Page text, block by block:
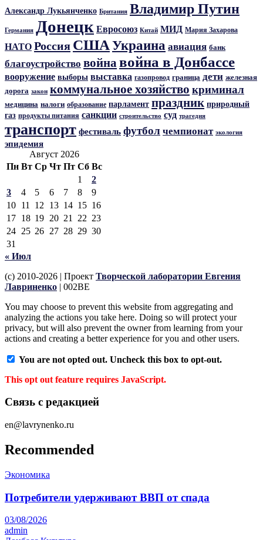
Александр Лукьянченко Британия Владимир Путин
Германия Донецк Евросоюз Китай МИД Мария Захарова
НАТО Россия СШАУкраина авиация банк
благоустройство война война в Донбассе
вооружение выборы выставка газопровод граница дети железная
дорога закон коммунальное хозяйство криминал
медицина налоги образование парламент праздник природный
газ продукты питания санкции строительство суд трагедия
транспорт фестиваль футбол чемпионат экология
эпидемия
Август 2026
Пн Вт Ср Чт Пт Сб Вс
1
2
3
4 5 6 7 8
9
10 11 12 13 14 15 16
17 18 19 20 21 22 23
24 25 26 27 28 29 30
31
« Июл
(c) 2010-2026 | Проект Творческой лаборатории Евгения
Лавриненко | 002BE
You may choose to prevent this website from aggregating and
analyzing the actions you take here. Doing so will protect your
privacy, but will also prevent the owner from learning from your
actions and creating a better experience for you and other users.
You are not opted out. Uncheck this box to opt-out.
This opt out feature requires JavaScript.
Связь с редакцией
en@lavrynenko.ru
Recommended
Экономика
Потребители удерживают ВВП от спада
03/08/2026
admin